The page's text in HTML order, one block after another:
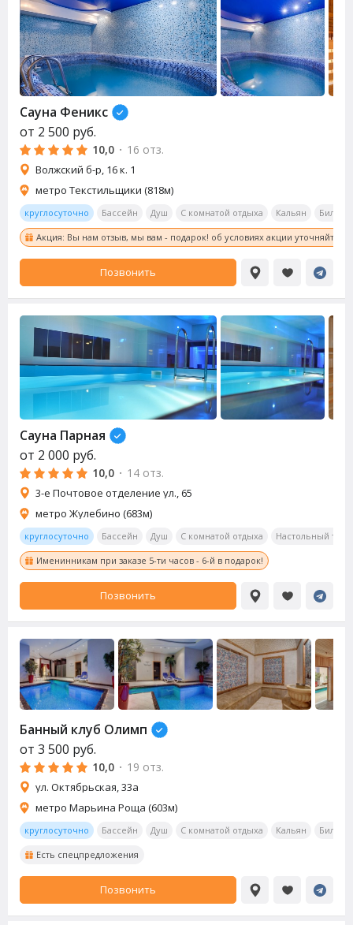
Сауна Феникс
от 2 500 руб.
10,0 · 16 отз.
Волжский б-р, 16 к. 1
метро Текстильщики (818м)
круглосуточно Бассейн Душ С комнатой отдыха Кальян
Акция: Вы нам отзыв, мы вам - подарок! об условиях акции уточняйте у
Позвонить
Сауна Парная
от 2 000 руб.
10,0 · 14 отз.
3-е Почтовое отделение ул., 65
метро Жулебино (683м)
круглосуточно Бассейн Душ С комнатой отдыха Настольный
Именинникам при заказе 5-ти часов - 6-й в подарок!
Позвонить
Банный клуб Олимп
от 3 500 руб.
10,0 · 19 отз.
ул. Октябрьская, 33а
метро Марьина Роща (603м)
круглосуточно Бассейн Душ С комнатой отдыха Кальян
Есть спецпредложения
Позвонить